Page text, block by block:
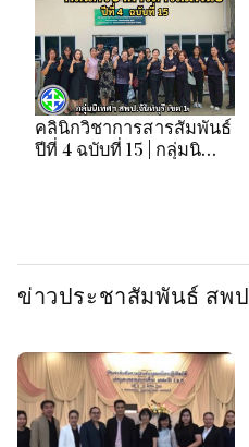
คลินิกวิชาการสารสัมพันธ์
ปีที่ 4 ฉบับที่ 15 | กลุ่มนิ
ข่าวประชาสัมพันธ์ สพ